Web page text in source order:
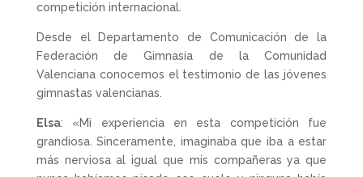
competición internacional.
Desde el Departamento de Comunicación de la
Federación de Gimnasia de la Comunidad
Valenciana conocemos el testimonio de las jóvenes
gimnastas valencianas.
Elsa: «Mi experiencia en esta competición fue
grandiosa. Sinceramente, imaginaba que iba a estar
más nerviosa al igual que mis compañeras ya que